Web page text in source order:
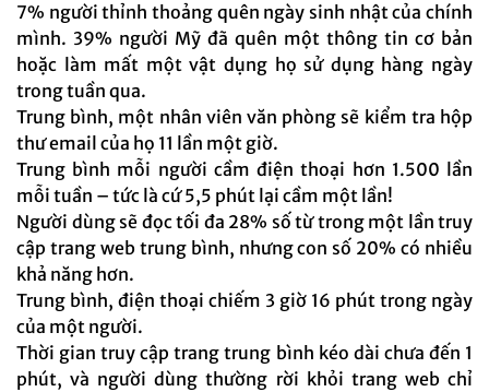
7% người thỉnh thoảng quên ngày sinh nhật của chính
mình. 39% người Mỹ đã quên một thông tin cơ bản
hoặc làm mất một vật dụng họ sử dụng hàng ngày
trong tuần qua.
Trung bình, một nhân viên văn phòng sẽ kiểm tra hộp
thư email của họ 11 lần một giờ.
Trung bình mỗi người cầm điện thoại hơn 1.500 lần
mỗi tuần – tức là cứ 5,5 phút lại cầm một lần!
Người dùng sẽ đọc tối đa 28% số từ trong một lần truy
cập trang web trung bình, nhưng con số 20% có nhiều
khả năng hơn.
Trung bình, điện thoại chiếm 3 giờ 16 phút trong ngày
của một người.
Thời gian truy cập trang trung bình kéo dài chưa đến 1
phút, và người dùng thường rời khỏi trang web chỉ